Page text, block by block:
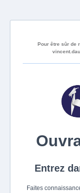
Pour être sûr de
Entrez
Faites